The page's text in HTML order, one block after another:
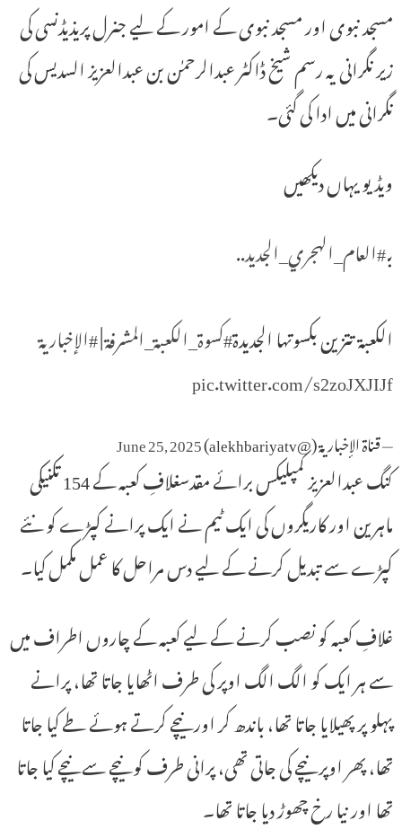
مسجد نبوی اور مسجد نبوی کے امور کے لیے جنرل پریذیڈنسی کی
زیر نگرانی یہ رسم شیخ ڈاکٹر عبدالرحمٰن بن عبدالعزیز السدیس کی
نگرانی میں ادا کی گئی۔
ویڈیو یہاں دیکھیں
بـ#العام_الهجري_الجديد..
الكعبة تتزين بكسوتها الجديدة#كسوة_الكعبة_المشرفة|#الإخبارية
pic.twitter.com/s2zoJXJIJf
— قناة الإخبارية (@alekhbariyatv) June 25, 2025
کنگ عبدالعزیز کمپلیکس برائے مقدسغلافِ کعبہ کے 154 تکنیکی
ماہرین اور کاریگروں کی ایک ٹیم نے ایک پرانے کپڑے کو نئے
کپڑے سے تبدیل کرنے کے لیے دس مراحل کا عمل مکمل کیا۔
غلافِ کعبہ کو نصب کرنے کے لیے کعبہ کے چاروں اطراف میں
سے ہر ایک کو الگ الگ اوپر کی طرف اٹھایا جاتا تھا، پرانے
پہلو پر پھیلایا جاتا تھا، باندھ کر اور نیچے کرتے ہوئے طے کیا جاتا
تھا، پھر اوپر نیچے کی جاتی تھی، پرانی طرف کو نیچے سے نیچے کیا جاتا
تھا اور نیا رخ چھوڑ دیا جاتا تھا۔